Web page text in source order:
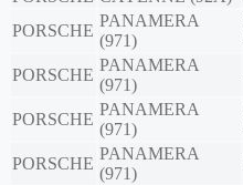
PORSCHE
PANAMERA
(971)
PORSCHE
PANAMERA
(971)
PORSCHE
PANAMERA
(971)
PORSCHE
PANAMERA
(971)